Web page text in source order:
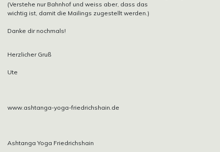
(Verstehe nur Bahnhof und weiss aber, dass das
wichtig ist, damit die Mailings zugestellt werden.)
Danke dir nochmals!
Herzlicher Gruß
Ute
www.ashtanga-yoga-friedrichshain.de
Ashtanga Yoga Friedrichshain